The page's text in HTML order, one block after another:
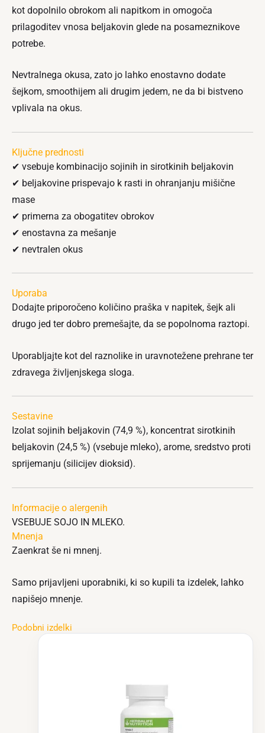
kot dopolnilo obrokom ali napitkom in omogoča
prilagoditev vnosa beljakovin glede na posameznikove
potrebe.
Nevtralnega okusa, zato jo lahko enostavno dodate
šejkom, smoothijem ali drugim jedem, ne da bi bistveno
vplivala na okus.
Ključne prednosti
✔ vsebuje kombinacijo sojinih in sirotkinih beljakovin
✔ beljakovine prispevajo k rasti in ohranjanju mišične
mase
✔ primerna za obogatitev obrokov
✔ enostavna za mešanje
✔ nevtralen okus
Uporaba
Dodajte priporočeno količino praška v napitek, šejk ali
drugo jed ter dobro premešajte, da se popolnoma raztopi.
Uporabljajte kot del raznolike in uravnotežene prehrane ter
zdravega življenjskega sloga.
Sestavine
Izolat sojinih beljakovin (74,9 %), koncentrat sirotkinih
beljakovin (24,5 %) (vsebuje mleko), arome, sredstvo proti
sprijemanju (silicijev dioksid).
Informacije o alergenih
VSEBUJE SOJO IN MLEKO.
Mnenja
Zaenkrat še ni mnenj.
Samo prijavljeni uporabniki, ki so kupili ta izdelek, lahko
napišejo mnenje.
Podobni izdelki